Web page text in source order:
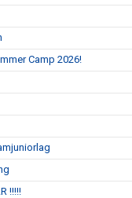
Camp 2026!
!!!!!